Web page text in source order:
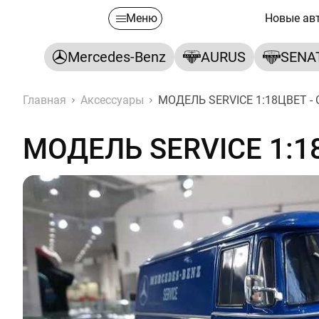
Меню Новые
Mercedes-Benz AURUS
Главная Аксессуары МОДЕЛЬ SERVICE 1:18ЦВЕТ
МОДЕЛЬ SERVICE
МОДЕЛЬ SERVICE